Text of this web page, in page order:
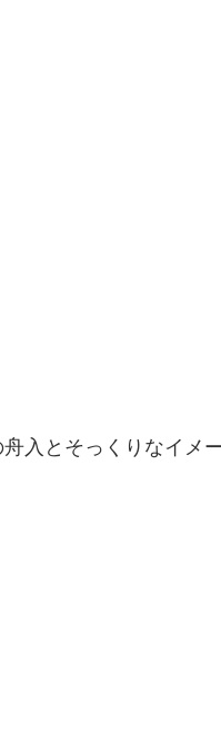
入とそっくりなイメ